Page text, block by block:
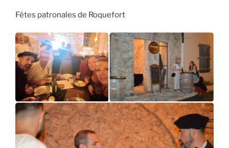
Fêtes patronales de Roquefort